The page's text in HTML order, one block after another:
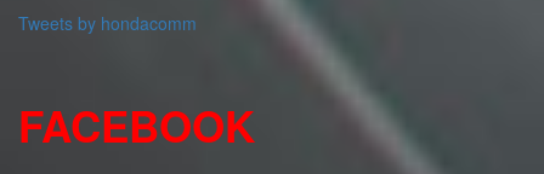
Tweets by hondacomm
FACEBOOK